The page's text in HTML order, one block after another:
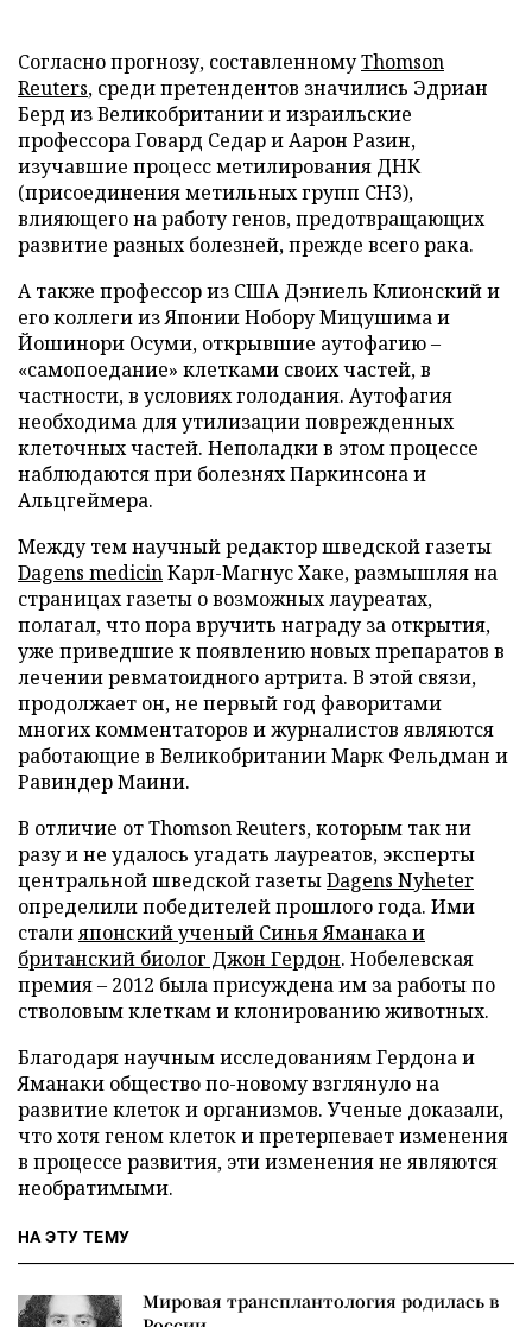
Согласно прогнозу, составленномуThomson
Reuters, среди претендентов значились Эдриан
Берд из Великобритании и израильские
профессора Говард Седар и Аарон Разин,
изучавшие процесс метилирования ДНК
(присоединения метильных групп CH3),
влияющего на работу генов, предотвращающих
развитие разных болезней, прежде всего рака.
А также профессор из США Дэниель Клионский и
его коллеги из Японии Нобору Мицушима и
Йошинори Осуми, открывшие аутофагию –
«самопоедание» клетками своих частей, в
частности, в условиях голодания. Аутофагия
необходима для утилизации поврежденных
клеточных частей. Неполадки в этом процессе
наблюдаются при болезнях Паркинсона и
Альцгеймера.
Между тем научный редактор шведской газеты
Dagens medicinКарл-Магнус Хаке, размышляя на
страницах газеты о возможных лауреатах,
полагал, что пора вручить награду за открытия,
уже приведшие к появлению новых препаратов в
лечении ревматоидного артрита. В этой связи,
продолжает он, не первый год фаворитами
многих комментаторов и журналистов являются
работающие в Великобритании Марк Фельдман и
Равиндер Маини.
В отличие от Thomson Reuters, которым так ни
разу и не удалось угадать лауреатов, эксперты
центральной шведской газетыDagens Nyheter
определили победителей прошлого года. Ими
сталияпонский ученый Синья Яманака и
британский биолог Джон Гердон. Нобелевская
премия – 2012 была присуждена им за работы по
стволовым клеткам и клонированию животных.
Благодаря научным исследованиям Гердона и
Яманаки общество по-новому взглянуло на
развитие клеток и организмов. Ученые доказали,
что хотя геном клеток и претерпевает изменения
в процессе развития, эти изменения не являются
необратимыми.
НА ЭТУ ТЕМУ
Мировая трансплантология родилась в